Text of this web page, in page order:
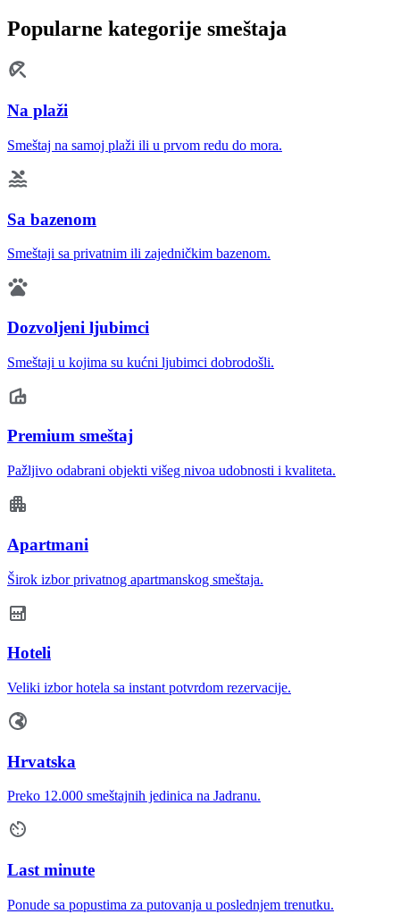
Popularne kategorije smeštaja
Na plaži
Smeštaj na samoj plaži ili u prvom redu do mora.
Sa bazenom
Smeštaji sa privatnim ili zajedničkim bazenom.
Dozvoljeni ljubimci
Smeštaji u kojima su kućni ljubimci dobrodošli.
Premium smeštaj
Pažljivo odabrani objekti višeg nivoa udobnosti i kvaliteta.
Apartmani
Širok izbor privatnog apartmanskog smeštaja.
Hoteli
Veliki izbor hotela sa instant potvrdom rezervacije.
Hrvatska
Preko 12.000 smeštajnih jedinica na Jadranu.
Last minute
Ponude sa popustima za putovanja u poslednjem trenutku.